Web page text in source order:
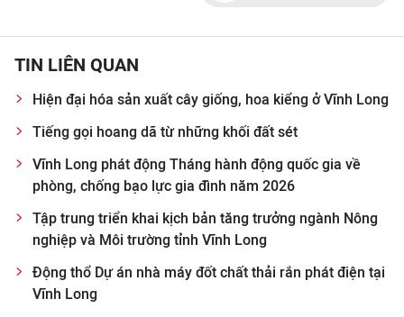
TIN LIÊN QUAN
Hiện đại hóa sản xuất cây giống, hoa kiểng ở Vĩnh Long
Tiếng gọi hoang dã từ những khối đất sét
Vĩnh Long phát động Tháng hành động quốc gia về
phòng, chống bạo lực gia đình năm 2026
Tập trung triển khai kịch bản tăng trưởng ngành Nông
nghiệp và Môi trường tỉnh Vĩnh Long
Động thổ Dự án nhà máy đốt chất thải rắn phát điện tại
Vĩnh Long